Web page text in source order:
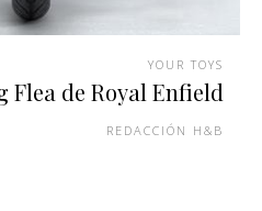
YOUR TOYS
Flea de Royal Enfield
REDACCIÓN H&B